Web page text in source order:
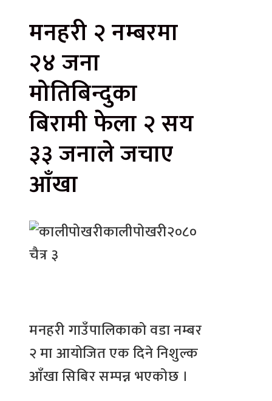
मनहरी २ नम्बरमा
२४ जना
मोतिबिन्दुका
बिरामी फेला २ सय
३३ जनाले जचाए
आँखा
कालीपोखरी२०८०
चैत्र ३
मनहरी गाउँपालिकाको वडा नम्बर
२ मा आयोजित एक दिने निशुल्क
आँखा सिबिर सम्पन्न भएकोछ ।